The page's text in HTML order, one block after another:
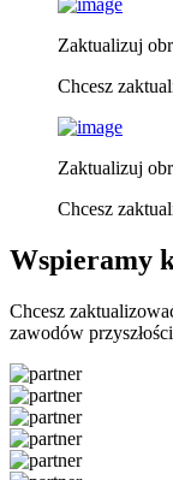
Zaktualizuj
Chcesz
Zaktualizuj
Chcesz
Wspieramy
Chcesz
zawodów